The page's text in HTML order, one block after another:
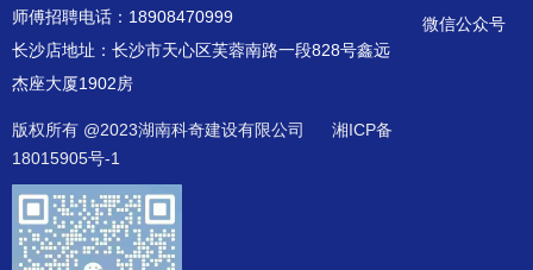
版权所有 @2023湖南科奇建设有限公司
湘ICP备
18015905号-1
师傅招聘电话：18908470999
长沙店地址：长沙市天心区芙蓉南路一段828号鑫远
杰座大厦1902房
微信公众号